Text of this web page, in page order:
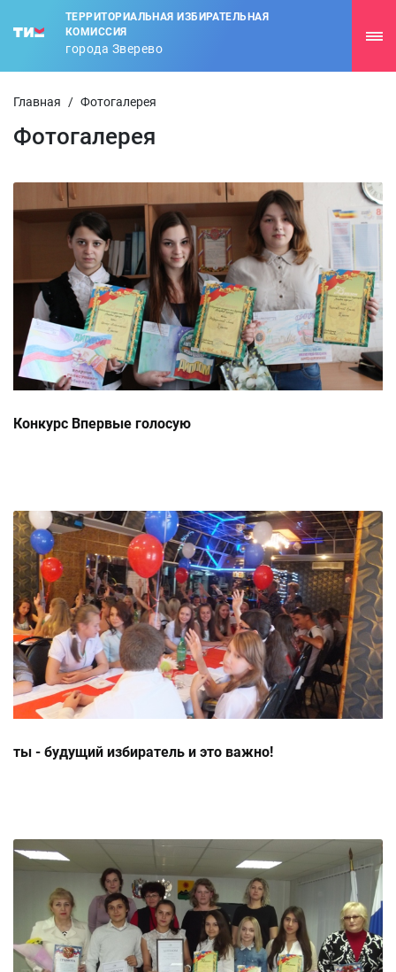
ТЕРРИТОРИАЛЬНАЯ ИЗБИРАТЕЛЬНАЯ
КОМИССИЯ
города Зверево
Главная / Фотогалерея
Фотогалерея
Конкурс Впервые голосую
ты - будущий избиратель и это важно!